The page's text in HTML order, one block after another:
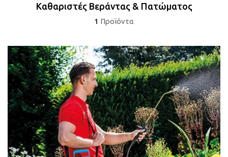
Καθαριστές Βεράντας & Πατώματος
1 Προϊόντα